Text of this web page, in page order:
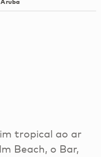
Aruba
tropical ao ar
Beach, o Bar,